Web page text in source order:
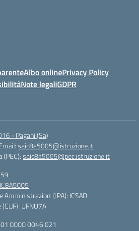
Albo onlinePrivacy Policy
Note legaliGDPR
- Pagani (Sa)
saic8a5005@istruzione.it
saic8a5005@pec.istruzione.it
Amministrazioni (IPA): ICSAD
UFNU7A
0000 0046 021